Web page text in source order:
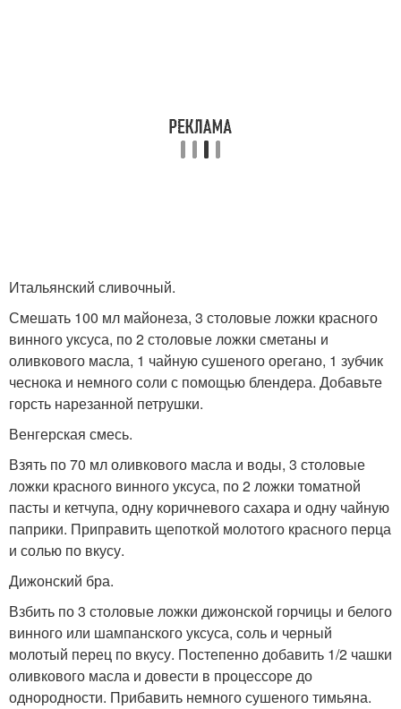
Итальянский сливочный.
Смешать 100 мл майонеза, 3 столовые ложки красного
винного уксуса, по 2 столовые ложки сметаны и
оливкового масла, 1 чайную сушеного орегано, 1 зубчик
чеснока и немного соли с помощью блендера. Добавьте
горсть нарезанной петрушки.
Венгерская смесь.
Взять по 70 мл оливкового масла и воды, 3 столовые
ложки красного винного уксуса, по 2 ложки томатной
пасты и кетчупа, одну коричневого сахара и одну чайную
паприки. Приправить щепоткой молотого красного перца
и солью по вкусу.
Дижонский бра.
Взбить по 3 столовые ложки дижонской горчицы и белого
винного или шампанского уксуса, соль и черный
молотый перец по вкусу. Постепенно добавить 1/2 чашки
оливкового масла и довести в процессоре до
однородности. Прибавить немного сушеного тимьяна.